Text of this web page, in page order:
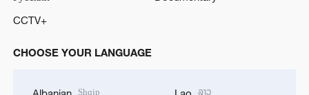
CCTV+
CHOOSE YOUR LANGUAGE
Shqip ລາວ